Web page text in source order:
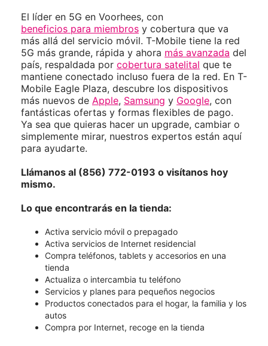
El líder en 5G en Voorhees, con
beneficios para miembros y cobertura que va
más allá del servicio móvil. T-Mobile tiene la red
5G más grande, rápida y ahora más avanzada del
país, respaldada por cobertura satelital que te
mantiene conectado incluso fuera de la red. En T-
Mobile Eagle Plaza, descubre los dispositivos
más nuevos de Apple, Samsung y Google, con
fantásticas ofertas y formas flexibles de pago.
Ya sea que quieras hacer un upgrade, cambiar o
simplemente mirar, nuestros expertos están aquí
para ayudarte.
Llámanos al (856) 772-0193 o visítanos hoy
mismo.
Lo que encontrarás en la tienda:
Activa servicio móvil o prepagado
Activa servicios de Internet residencial
Compra teléfonos, tablets y accesorios en una
tienda
Actualiza o intercambia tu teléfono
Servicios y planes para pequeños negocios
Productos conectados para el hogar, la familia y los
autos
Compra por Internet, recoge en la tienda